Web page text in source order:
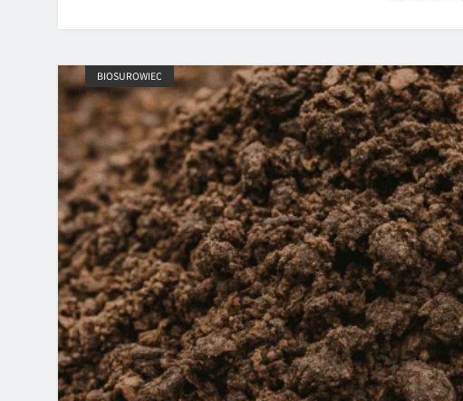
BIOSUROWIEC